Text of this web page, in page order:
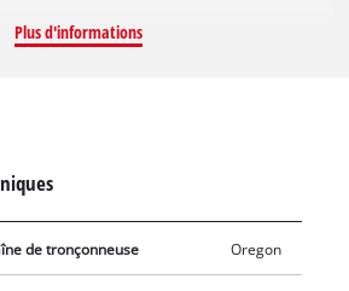
pas de chaîne de 9,5 mm. Les
Plus d'informations
de tronçonneuse Oregon